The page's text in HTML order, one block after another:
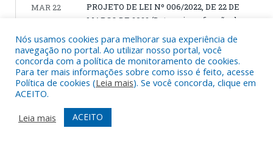
MAR 22
PROJETO DE LEI Nº 006/2022, DE 22 DE
MARÇO DE 2022 (Determina a fixação de
placas de identificação em terrenos baldios
existentes no município de Alenquer-PA)
MAR 22
PROJETO DE LEI Nº 004/2022, DE 22 DE
MARÇO DE 2022 (Institui, no âmbito
municipal, a “SEMANA DE
outras providências)
Nós usamos cookies para melhorar sua experiência de
navegação no portal. Ao utilizar nosso portal, você
concorda com a política de monitoramento de cookies.
Para ter mais informações sobre como isso é feito, acesse
Política de cookies (Leia mais). Se você concorda, clique em
ACEITO.
Leia mais
ACEITO